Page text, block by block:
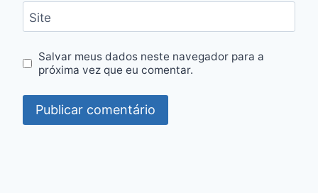
Site
Salvar meus dados neste navegador para a
próxima vez que eu comentar.